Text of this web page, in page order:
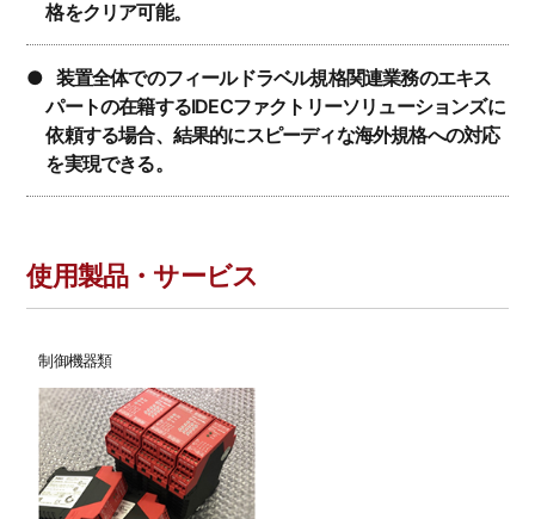
格をクリア可能。
●装置全体でのフィールドラベル規格関連業務のエキス
パートの在籍するIDECファクトリーソリューションズに
依頼する場合、結果的にスピーディな海外規格への対応
を実現できる。
使用製品・サービス
制御機器類